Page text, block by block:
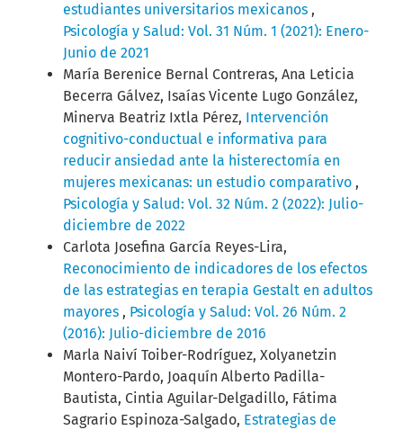
estudiantes universitarios mexicanos ,
Psicología y Salud: Vol. 31 Núm. 1 (2021): Enero-
Junio de 2021
María Berenice Bernal Contreras, Ana Leticia
Becerra Gálvez, Isaías Vicente Lugo González,
Minerva Beatriz Ixtla Pérez, Intervención
cognitivo-conductual e informativa para
reducir ansiedad ante la histerectomía en
mujeres mexicanas: un estudio comparativo ,
Psicología y Salud: Vol. 32 Núm. 2 (2022): Julio-
diciembre de 2022
Carlota Josefina García Reyes-Lira,
Reconocimiento de indicadores de los efectos
de las estrategias en terapia Gestalt en adultos
mayores , Psicología y Salud: Vol. 26 Núm. 2
(2016): Julio-diciembre de 2016
Marla Naiví Toiber-Rodríguez, Xolyanetzin
Montero-Pardo, Joaquín Alberto Padilla-
Bautista, Cintia Aguilar-Delgadillo, Fátima
Sagrario Espinoza-Salgado, Estrategias de